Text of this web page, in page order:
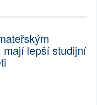
mají lepší studijní